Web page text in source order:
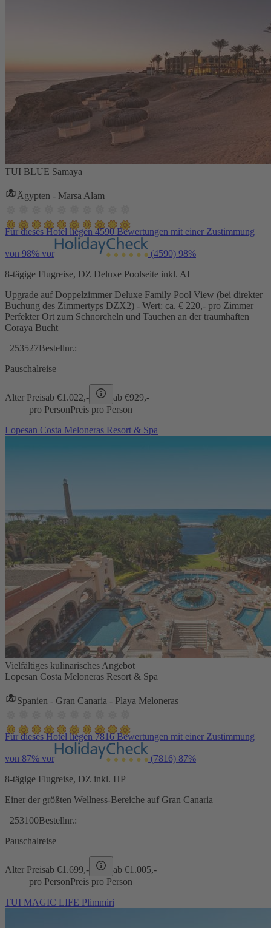
TUI BLUE Samaya
Ägypten - Marsa Alam
Für dieses Hotel liegen 4590 Bewertungen mit einer Zustimmung
von 98% vor (4590) 98%
8-tägige Flugreise, DZ Deluxe Poolseite inkl. AI
Upgrade auf Doppelzimmer Deluxe Family Pool View (bei direkter
Buchung des Zimmertyps DZX2) - Wert: ca. € 220,- pro Zimmer
Perfekter Ort zum Schnorcheln und Tauchen an der traumhaften
Coraya Bucht
253527Bestellnr.:
Pauschalreise
Alter Preisab €1.022,- ab €929,-
pro PersonPreis pro Person
Lopesan Costa Meloneras Resort & Spa
Vielfältiges kulinarisches Angebot
Lopesan Costa Meloneras Resort & Spa
Spanien - Gran Canaria - Playa Meloneras
Für dieses Hotel liegen 7816 Bewertungen mit einer Zustimmung
von 87% vor (7816) 87%
8-tägige Flugreise, DZ inkl. HP
Einer der größten Wellness-Bereiche auf Gran Canaria
253100Bestellnr.:
Pauschalreise
Alter Preisab €1.699,- ab €1.005,-
pro PersonPreis pro Person
TUI MAGIC LIFE Plimmiri